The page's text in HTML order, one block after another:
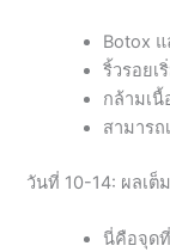
Botox
ริ้วรอยเ
กล้ามเ
สามาร
วันที่ 10-14: ผลเต็
นี่คือจุด